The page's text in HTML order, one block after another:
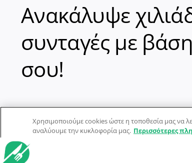
Ανακάλυψε
συνταγές με
σου!
© Dorpon • Μηχανή αναζήτησης για …καλοφαγάδες!
Χρησιμοποιούμε cookies ώστε η τοποθεσία μας να
αναλύουμε την κυκλοφορία μας. Περισσότερες